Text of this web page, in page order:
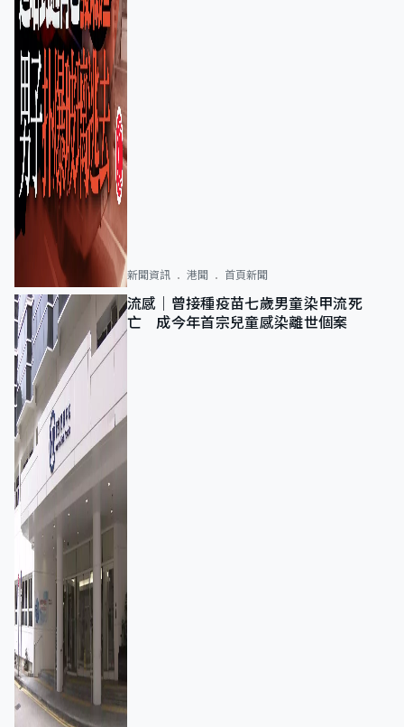
新聞資訊 港聞 首頁新聞
流感｜曾接種疫苗七歲男童染甲流死
亡 成今年首宗兒童感染離世個案